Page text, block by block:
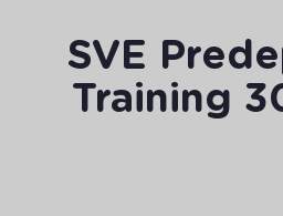
SVE
Training